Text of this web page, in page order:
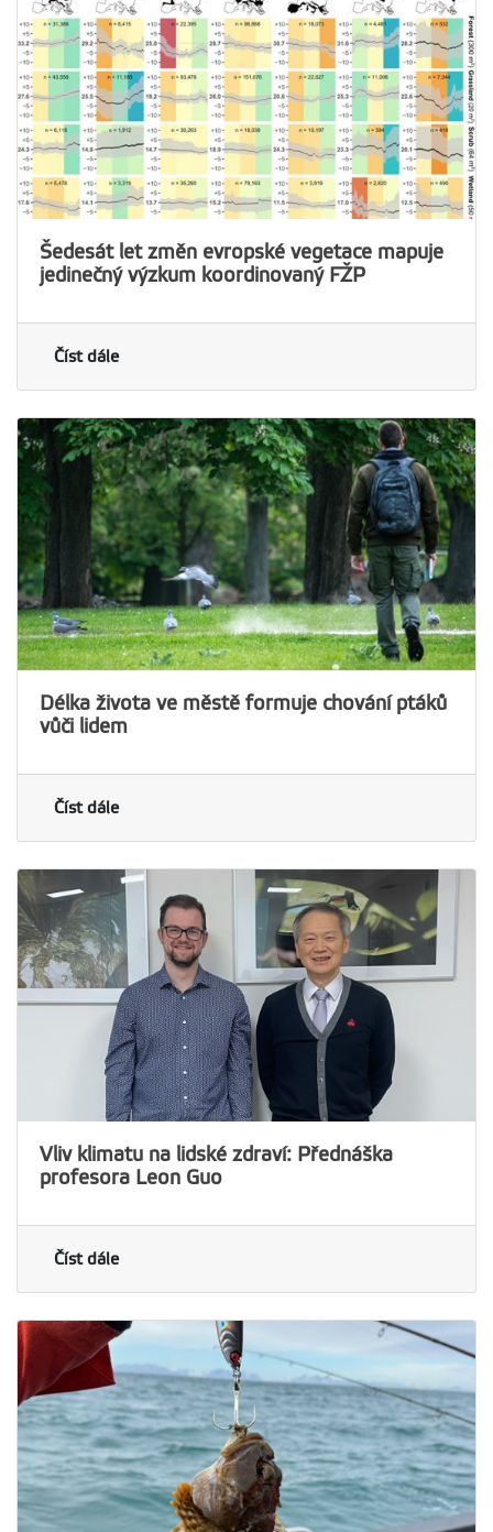
Šedesát let změn evropské vegetace mapuje
jedinečný výzkum koordinovaný FŽP
Číst dále
Délka života ve městě formuje chování ptáků
vůči lidem
Číst dále
Vliv klimatu na lidské zdraví: Přednáška
profesora Leon Guo
Číst dále